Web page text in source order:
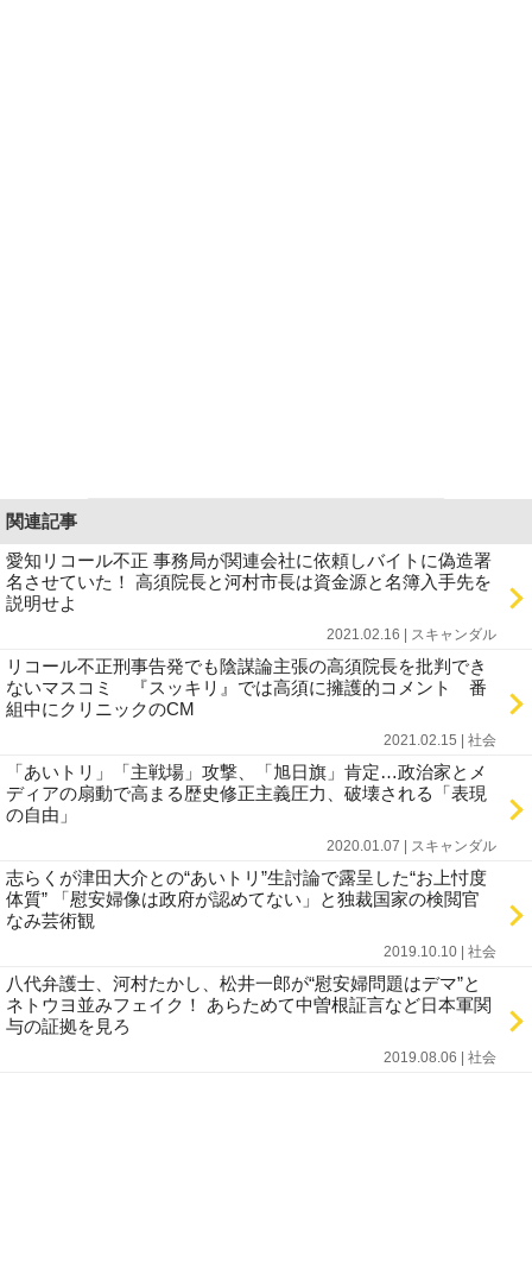
関連記事
愛知リコール不正 事務局が関連会社に依頼しバイトに偽造署
名させていた！ 高須院長と河村市長は資金源と名簿入手先を
説明せよ
2021.02.16 | スキャンダル
リコール不正刑事告発でも陰謀論主張の高須院長を批判でき
ないマスコミ 『スッキリ』では高須に擁護的コメント 番
組中にクリニックのCM
2021.02.15 | 社会
「あいトリ」「主戦場」攻撃、「旭日旗」肯定…政治家とメ
ディアの扇動で高まる歴史修正主義圧力、破壊される「表現
の自由」
2020.01.07 | スキャンダル
志らくが津田大介との“あいトリ”生討論で露呈した“お上忖度
体質” 「慰安婦像は政府が認めてない」と独裁国家の検閲官
なみ芸術観
2019.10.10 | 社会
八代弁護士、河村たかし、松井一郎が“慰安婦問題はデマ”と
ネトウヨ並みフェイク！ あらためて中曽根証言など日本軍関
与の証拠を見ろ
2019.08.06 | 社会